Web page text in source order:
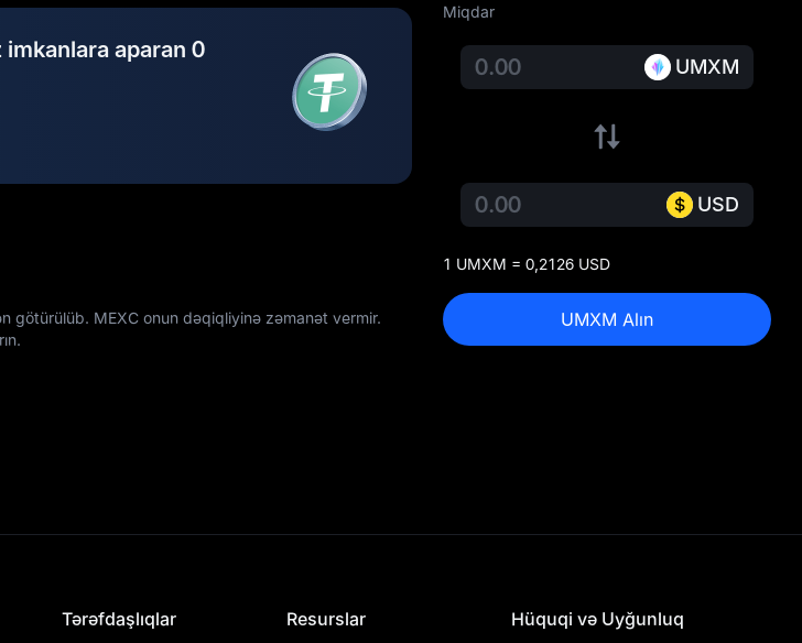
aparan 0
götürülüb. MEXC onun dəqiqliyinə zəmanət vermir.
Miqdar
UMXM
USD
1 UMXM = 0,2126 USD
UMXM Alın
Tərəfdaşlıqlar Resurslar Hüquqi və Uyğunluq